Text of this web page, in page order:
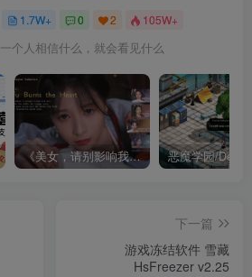
1.7W+ 0 2 105W+
一个人相信什么，就会看见什么
《美女，请别影响我成仙全球版》中文版
下一篇
游戏冻结软件 雪藏
HsFreezer v2.25